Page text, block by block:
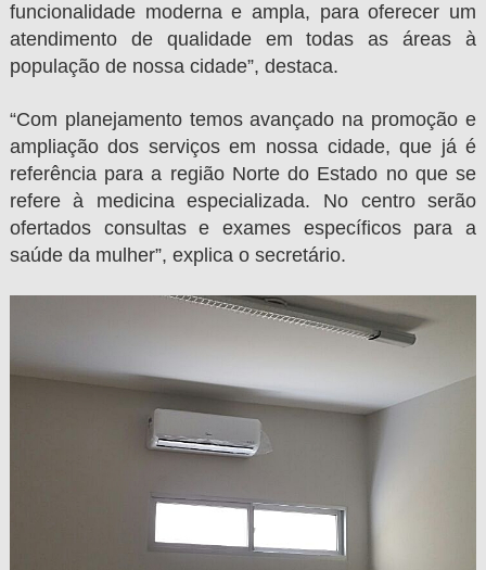
funcionalidade moderna e ampla, para oferecer um
atendimento de qualidade em todas as áreas à
população de nossa cidade”, destaca.
“Com planejamento temos avançado na promoção e
ampliação dos serviços em nossa cidade, que já é
referência para a região Norte do Estado no que se
refere à medicina especializada. No centro serão
ofertados consultas e exames específicos para a
saúde da mulher”, explica o secretário.